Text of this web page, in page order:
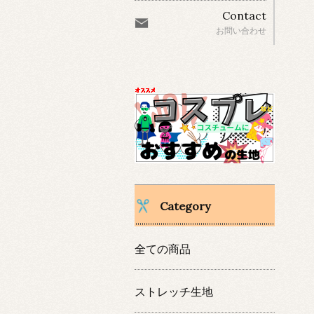
Contact
お問い合わせ
Category
全ての商品
ストレッチ生地